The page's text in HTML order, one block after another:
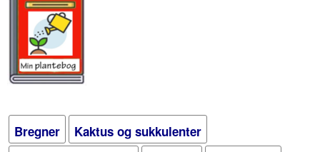
Bregner
Kaktus og sukkulenter